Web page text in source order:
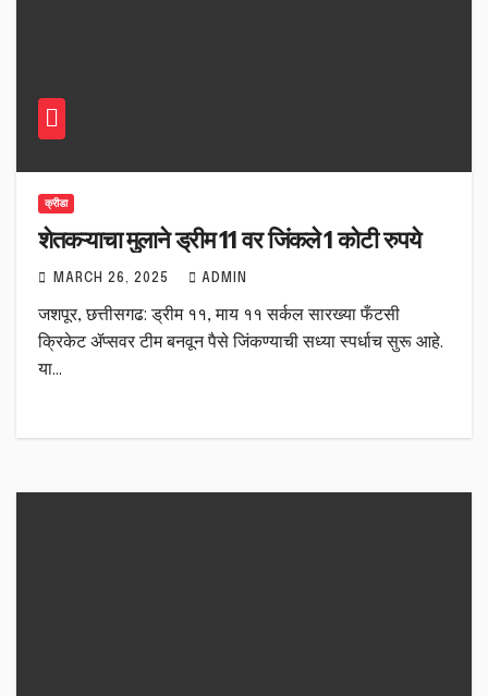
क्रीडा
शेतकऱ्याचा मुलाने ड्रीम 11 वर जिंकले 1 कोटी रुपये
MARCH 26, 2025 ADMIN
जशपूर, छत्तीसगढ: ड्रीम ११, माय ११ सर्कल सारख्या फँटसी
क्रिकेट ॲप्सवर टीम बनवून पैसे जिंकण्याची सध्या स्पर्धाच सुरू आहे.
या…